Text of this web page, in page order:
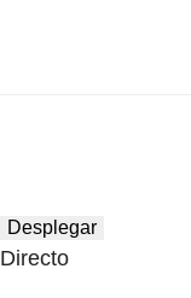
Desplegar
Directo